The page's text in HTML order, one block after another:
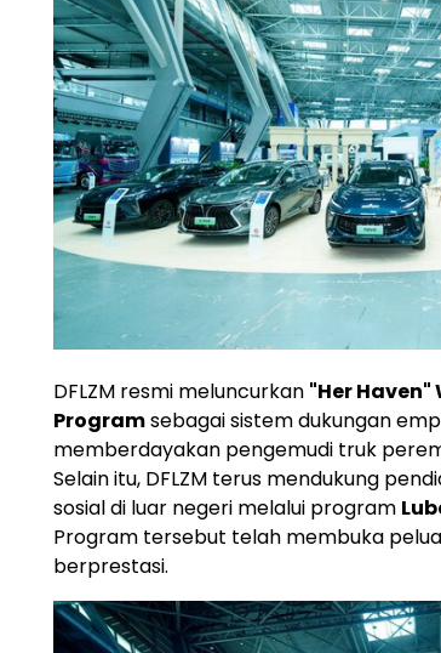
DFLZM resmi meluncurkan "Her Haven"
Programsebagai sistem dukungan
memberdayakan pengemudi truk
Selain itu, DFLZM terus mendukung
sosial di luar negeri melalui program
Program tersebut telah membuka
berprestasi.